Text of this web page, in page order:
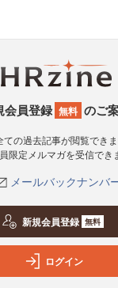
会員登録 無料 のご
ての過去記事が閲覧でき
員限定メルマガを受信でき
メールバックナンバ
新規会員登録 無料
ログイン